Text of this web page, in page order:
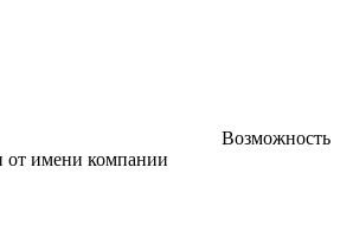
Возможность
от имени компании